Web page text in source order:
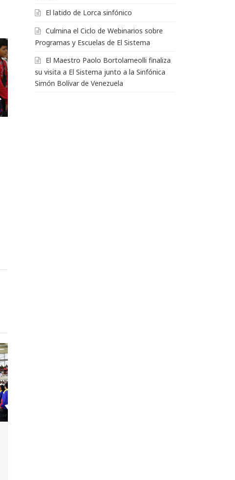
El latido de Lorca sinfónico
Culmina el Ciclo de Webinarios sobre
Programas y Escuelas de El Sistema
El Maestro Paolo Bortolameolli finaliza
su visita a El Sistema junto a la Sinfónica
Simón Bolívar de Venezuela